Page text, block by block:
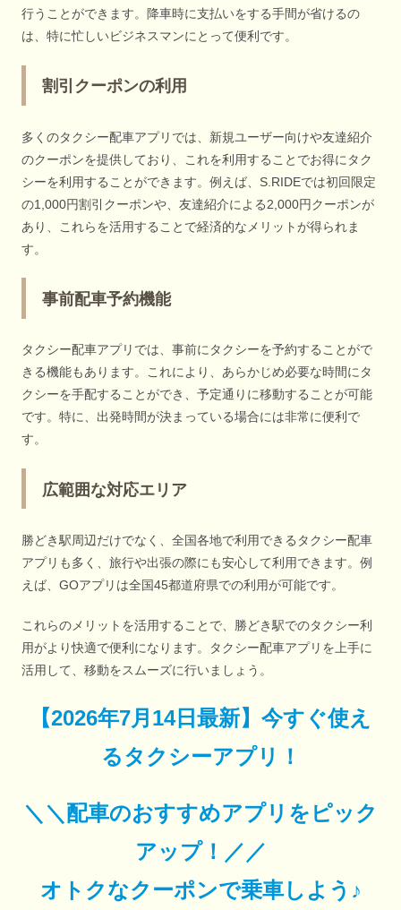
行うことができます。降車時に支払いをする手間が省けるの
は、特に忙しいビジネスマンにとって便利です。
割引クーポンの利用
多くのタクシー配車アプリでは、新規ユーザー向けや友達紹介
のクーポンを提供しており、これを利用することでお得にタク
シーを利用することができます。例えば、S.RIDEでは初回限定
の1,000円割引クーポンや、友達紹介による2,000円クーポンが
あり、これらを活用することで経済的なメリットが得られま
す。
事前配車予約機能
タクシー配車アプリでは、事前にタクシーを予約することがで
きる機能もあります。これにより、あらかじめ必要な時間にタ
クシーを手配することができ、予定通りに移動することが可能
です。特に、出発時間が決まっている場合には非常に便利で
す。
広範囲な対応エリア
勝どき駅周辺だけでなく、全国各地で利用できるタクシー配車
アプリも多く、旅行や出張の際にも安心して利用できます。例
えば、GOアプリは全国45都道府県での利用が可能です。
これらのメリットを活用することで、勝どき駅でのタクシー利
用がより快適で便利になります。タクシー配車アプリを上手に
活用して、移動をスムーズに行いましょう。
【2026年7月14日最新】 今すぐ使え
るタクシーアプリ！
＼＼配車のおすすめアプリをピック
アップ！／／
オトクなクーポンで乗車しよう♪